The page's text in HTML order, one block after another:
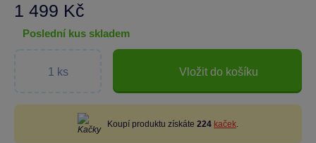
1 499 Kč
poslední kus skladem
Vložit do košíku
Koupí produktu získáte 224 kaček.